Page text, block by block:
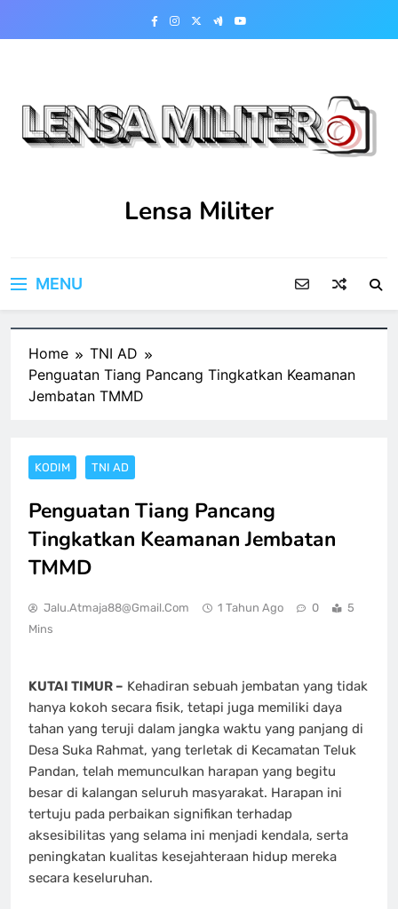
Lensa Militer
MENU
Home
TNI AD
Penguatan Tiang Pancang Tingkatkan Keamanan
Jembatan TMMD
KODIM TNI AD
Penguatan Tiang Pancang
Tingkatkan Keamanan Jembatan
TMMD
Jalu.atmaja88@gmail.com 1 Tahun Ago 0
5
Mins
KUTAI TIMUR – Kehadiran sebuah jembatan yang tidak
hanya kokoh secara fisik, tetapi juga memiliki daya
tahan yang teruji dalam jangka waktu yang panjang di
Desa Suka Rahmat, yang terletak di Kecamatan Teluk
Pandan, telah memunculkan harapan yang begitu
besar di kalangan seluruh masyarakat. Harapan ini
tertuju pada perbaikan signifikan terhadap
aksesibilitas yang selama ini menjadi kendala, serta
peningkatan kualitas kesejahteraan hidup mereka
secara keseluruhan.